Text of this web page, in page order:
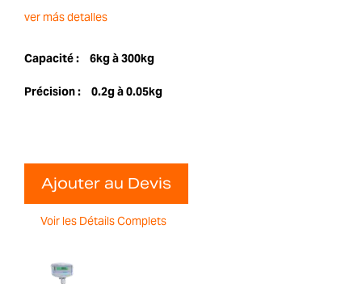
ver más detalles
Capacité : 6kg à 300kg
Précision : 0.2g à 0.05kg
Ajouter au Devis
Voir les Détails Complets